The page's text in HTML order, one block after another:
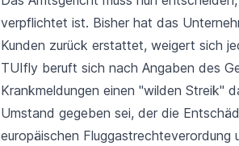
verpflichtet ist. Bisher hat das
Kunden zurück erstattet, weigert sich
TUIfly beruft sich nach Angaben des
Krankmeldungen einen "wilden Streik"
Umstand gegeben sei, der die
europäischen